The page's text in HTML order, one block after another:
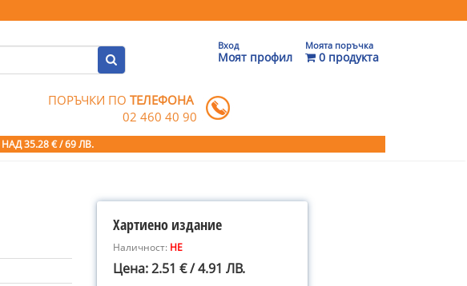
Вход
Моят профил
Моята поръчка
0 продукта
ПОРЪЧКИ ПОТЕЛЕФОНА
02 460 40 90
НАД 35.28 € / 69 ЛВ.
Хартиено издание
Наличност: НЕ
Цена: 2.51 € / 4.91 ЛВ.